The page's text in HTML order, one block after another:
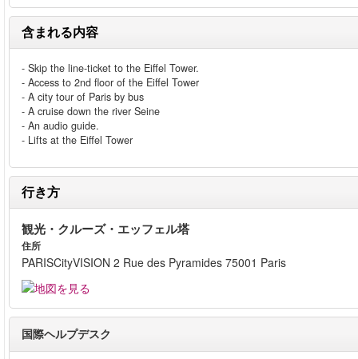
含まれる内容
- Skip the line-ticket to the Eiffel Tower.
- Access to 2nd floor of the Eiffel Tower
- A city tour of Paris by bus
- A cruise down the river Seine
- An audio guide.
- Lifts at the Eiffel Tower
行き方
観光・クルーズ・エッフェル塔
住所
PARISCityVISION 2 Rue des Pyramides 75001 Paris
国際ヘルプデスク